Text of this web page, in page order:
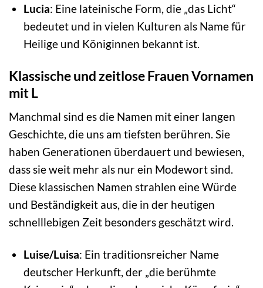
Lucia: Eine lateinische Form, die „das Licht“
bedeutet und in vielen Kulturen als Name für
Heilige und Königinnen bekannt ist.
Klassische und zeitlose Frauen Vornamen
mit L
Manchmal sind es die Namen mit einer langen
Geschichte, die uns am tiefsten berühren. Sie
haben Generationen überdauert und bewiesen,
dass sie weit mehr als nur ein Modewort sind.
Diese klassischen Namen strahlen eine Würde
und Beständigkeit aus, die in der heutigen
schnelllebigen Zeit besonders geschätzt wird.
Luise/Luisa: Ein traditionsreicher Name
deutscher Herkunft, der „die berühmte